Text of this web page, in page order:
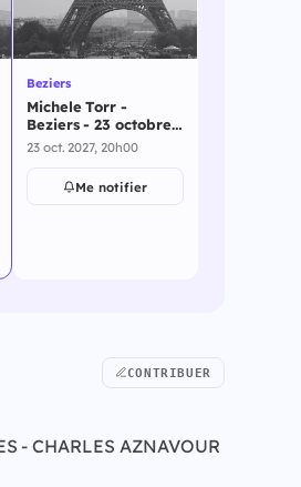
Beziers
Michele Torr -
Beziers - 23 octobre
2027
23 oct. 2027, 20h00
Me notifier
CONTRIBUER
- CHARLES AZNAVOUR